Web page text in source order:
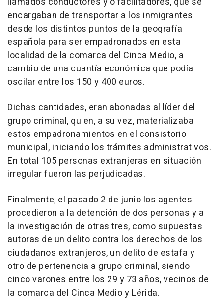
encargaban de transportar a los inmigrantes
desde los distintos puntos de la geografía
española para ser empadronados en esta
localidad de la comarca del Cinca Medio, a
cambio de una cuantía económica que podía
oscilar entre los 150 y 400 euros.
Dichas cantidades, eran abonadas al líder del
grupo criminal, quien, a su vez, materializaba
estos empadronamientos en el consistorio
municipal, iniciando los trámites administrativos.
En total 105 personas extranjeras en situación
irregular fueron las perjudicadas.
Finalmente, el pasado 2 de junio los agentes
procedieron a la detención de dos personas y a
la investigación de otras tres, como supuestas
autoras de un delito contra los derechos de los
ciudadanos extranjeros, un delito de estafa y
otro de pertenencia a grupo criminal, siendo
cinco varones entre los 29 y 73 años, vecinos de
la comarca del Cinca Medio y Lérida.